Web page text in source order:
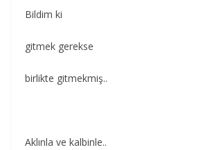
Bildim ki
gitmek gerekse
birlikte gitmekmiş..
Aklınla ve kalbinle..